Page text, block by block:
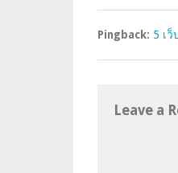
Pingback: 5 เ
Leave a